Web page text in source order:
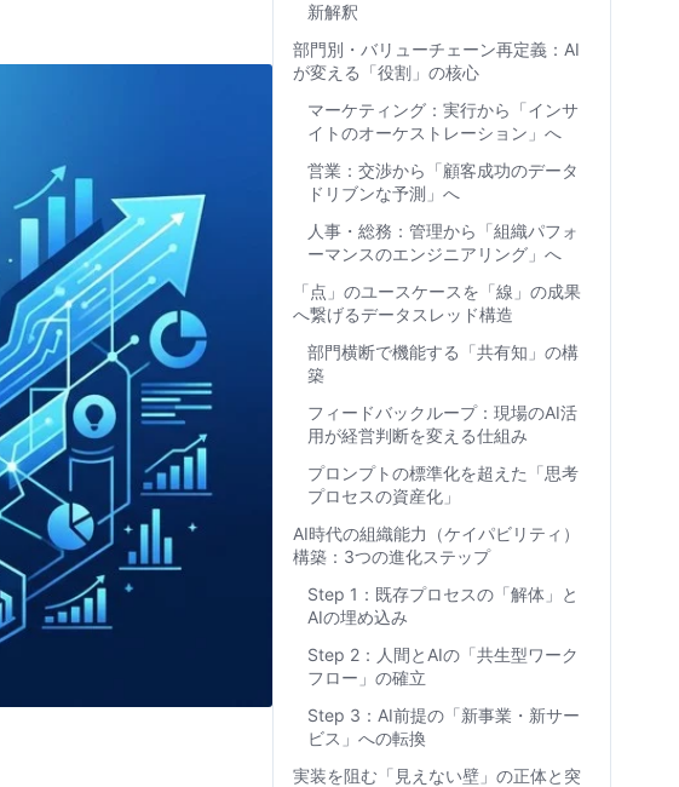
新解釈
部門別・バリューチェーン再定義：AI
が変える「役割」の核心
マーケティング：実行から「インサ
イトのオーケストレーション」へ
営業：交渉から「顧客成功のデータ
ドリブンな予測」へ
人事・総務：管理から「組織パフォ
ーマンスのエンジニアリング」へ
「点」のユースケースを「線」の成果
へ繋げるデータスレッド構造
部門横断で機能する「共有知」の構
築
フィードバックループ：現場のAI活
用が経営判断を変える仕組み
プロンプトの標準化を超えた「思考
プロセスの資産化」
AI時代の組織能力（ケイパビリティ）
構築：3つの進化ステップ
Step 1：既存プロセスの「解体」と
AIの埋め込み
Step 2：人間とAIの「共生型ワーク
フロー」の確立
Step 3：AI前提の「新事業・新サー
ビス」への転換
実装を阻む「見えない壁」の正体と突